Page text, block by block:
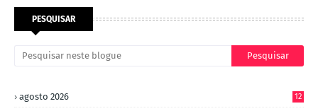
PESQUISAR
agosto 2026 12